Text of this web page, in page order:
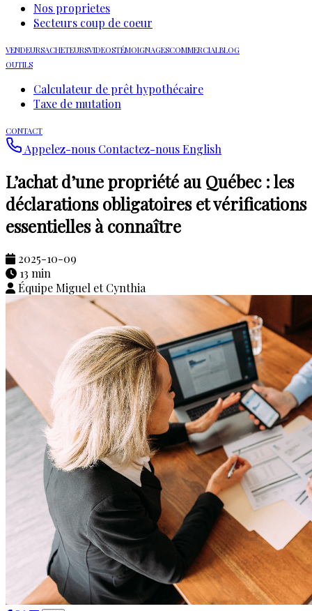
Nos proprietes
Secteurs coup de coeur
VENDEURSACHETEURSVIDEOSTÉMOIGNAGESCOMMERCIALBLOG
OUTILS
Calculateur de prêt hypothécaire
Taxe de mutation
CONTACT
Appelez-nous Contactez-nousEnglish
L’achat d’une propriété au Québec : les
déclarations obligatoires et vérifications
essentielles à connaître
2025-10-09
13 min
Équipe Miguel et Cynthia